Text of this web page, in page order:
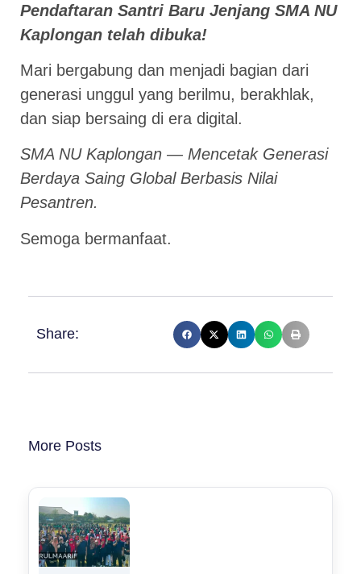
Pendaftaran Santri Baru Jenjang SMA NU
Kaplongan telah dibuka!
Mari bergabung dan menjadi bagian dari
generasi unggul yang berilmu, berakhlak,
dan siap bersaing di era digital.
SMA NU Kaplongan — Mencetak Generasi
Berdaya Saing Global Berbasis Nilai
Pesantren.
Semoga bermanfaat.
Share:
More Posts